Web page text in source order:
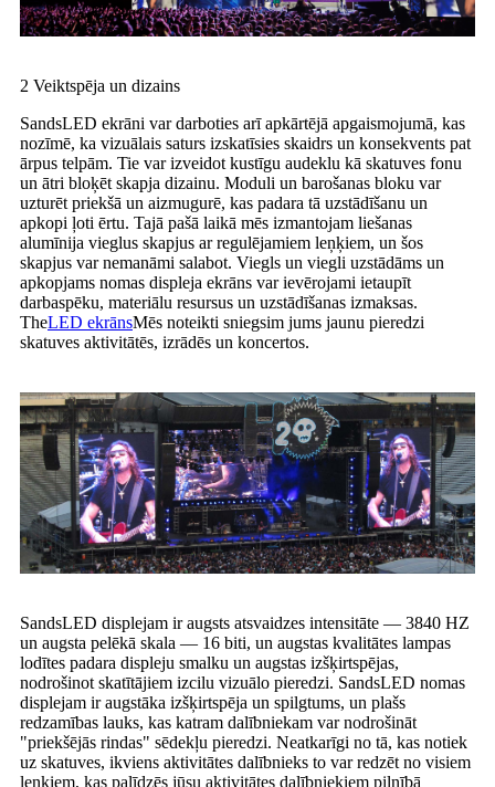
2 Veiktspēja un dizains
SandsLED ekrāni var darboties arī apkārtējā apgaismojumā, kas
nozīmē, ka vizuālais saturs izskatīsies skaidrs un konsekvents pat
ārpus telpām. Tie var izveidot kustīgu audeklu kā skatuves fonu
un ātri bloķēt skapja dizainu. Moduli un barošanas bloku var
uzturēt priekšā un aizmugurē, kas padara tā uzstādīšanu un
apkopi ļoti ērtu. Tajā pašā laikā mēs izmantojam liešanas
alumīnija vieglus skapjus ar regulējamiem leņķiem, un šos
skapjus var nemanāmi salabot. Viegls un viegli uzstādāms un
apkopjams nomas displeja ekrāns var ievērojami ietaupīt
darbaspēku, materiālu resursus un uzstādīšanas izmaksas.
TheLED ekrānsMēs noteikti sniegsim jums jaunu pieredzi
skatuves aktivitātēs, izrādēs un koncertos.
SandsLED displejam ir augsts atsvaidzes intensitāte — 3840 HZ
un augsta pelēkā skala — 16 biti, un augstas kvalitātes lampas
lodītes padara displeju smalku un augstas izšķirtspējas,
nodrošinot skatītājiem izcilu vizuālo pieredzi. SandsLED nomas
displejam ir augstāka izšķirtspēja un spilgtums, un plašs
redzamības lauks, kas katram dalībniekam var nodrošināt
"priekšējās rindas" sēdekļu pieredzi. Neatkarīgi no tā, kas notiek
uz skatuves, ikviens aktivitātes dalībnieks to var redzēt no visiem
leņķiem, kas palīdzēs jūsu aktivitātes dalībniekiem pilnībā